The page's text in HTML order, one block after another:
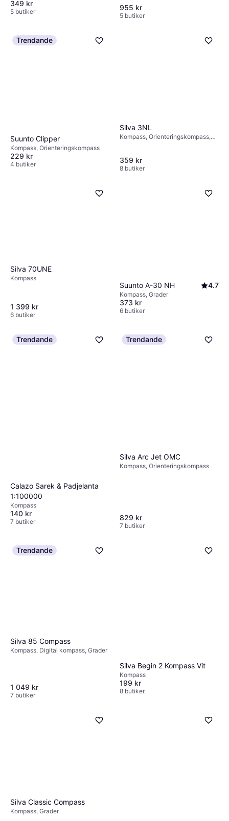
349 kr
5 butiker 955 kr
5 butiker
Trendande
Suunto Clipper
Kompass, Orienteringskompass
229 kr
4 butiker
Silva 3NL
Kompass, Orienteringskompass,
359 kr
8 butiker
Silva 70UNE
Kompass
1 399 kr
6 butiker
Suunto A-30 NH 4.7
Kompass, Grader
373 kr
6 butiker
Trendande
Calazo Sarek & Padjelanta
1:100000
Kompass
140 kr
7 butiker
Trendande
Silva Arc Jet OMC
Kompass, Orienteringskompass
829 kr
7 butiker
Trendande
Silva 85 Compass
Kompass, Digital kompass, Grader
1 049 kr
7 butiker
Silva Begin 2 Kompass Vit
Kompass
199 kr
8 butiker
Silva Classic Compass
Kompass, Grader